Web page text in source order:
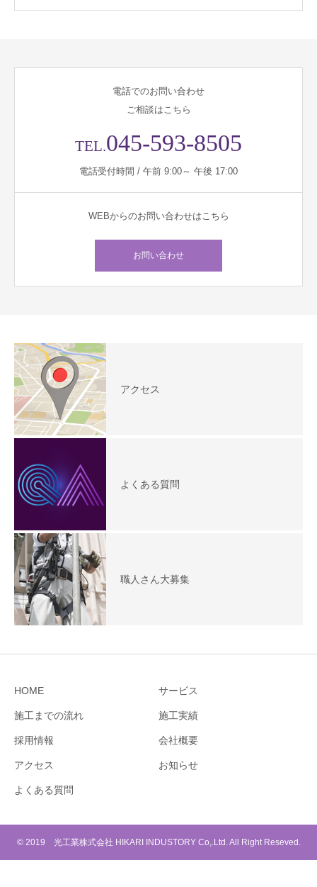
電話でのお問い合わせ
ご相談はこちら
TEL.045-593-8505
電話受付時間 / 午前 9:00～ 午後 17:00
WEBからのお問い合わせはこちら
お問い合わせ
アクセス
よくある質問
職人さん大募集
HOME サービス
施工までの流れ 施工実績
採用情報 会社概要
アクセス お知らせ
よくある質問
© 2019 光工業株式会社 HIKARI INDUSTORY Co,.Ltd. All Right Reseved.